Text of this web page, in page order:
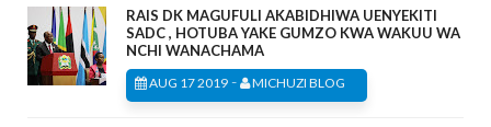
RAIS DK MAGUFULI AKABIDHIWA UENYEKITI
SADC , HOTUBA YAKE GUMZO KWA WAKUU WA
NCHI WANACHAMA
AUG 17 2019 - MICHUZI BLOG